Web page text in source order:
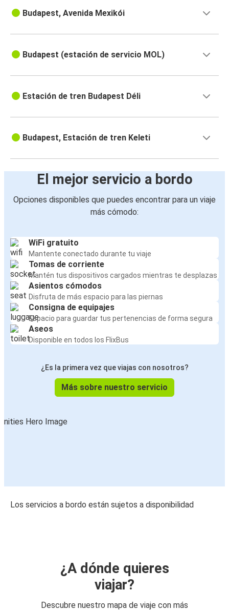
Budapest, Avenida Mexikói
Budapest (estación de servicio MOL)
Estación de tren Budapest Déli
Budapest, Estación de tren Keleti
El mejor servicio a bordo
Opciones disponibles que puedes encontrar para un viaje
más cómodo:
WiFi gratuito
Mantente conectado durante tu viaje
Tomas de corriente
Mantén tus dispositivos cargados mientras te desplazas
Asientos cómodos
Disfruta de más espacio para las piernas
Consigna de equipajes
Espacio para guardar tus pertenencias de forma segura
Aseos
Disponible en todos los FlixBus
¿Es la primera vez que viajas con nosotros?
Más sobre nuestro servicio
Los servicios a bordo están sujetos a disponibilidad
¿A dónde quieres
viajar?
Descubre nuestro mapa de viaje con más